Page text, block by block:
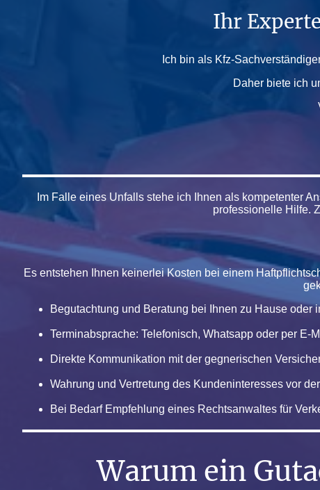
Ihr
Ich bin als Kfz-
Daher biete ich
Im Falle eines Unfalls stehe ich Ihnen als kompetenter
professionelle Hilfe.
Es entstehen Ihnen keinerlei Kosten bei einem
Begutachtung und Beratung bei Ihnen zu Hause oder
Terminabsprache: Telefonisch, Whatsapp oder per E-
Direkte Kommunikation mit der gegnerischen
Wahrung und Vertretung des Kundeninteresses vor
Bei Bedarf Empfehlung eines Rechtsanwaltes für
Warum ein